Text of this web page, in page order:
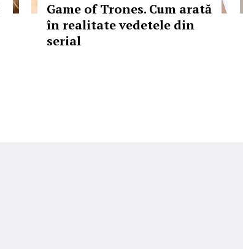
Game of Trones. Cum arată
în realitate vedetele din
serial